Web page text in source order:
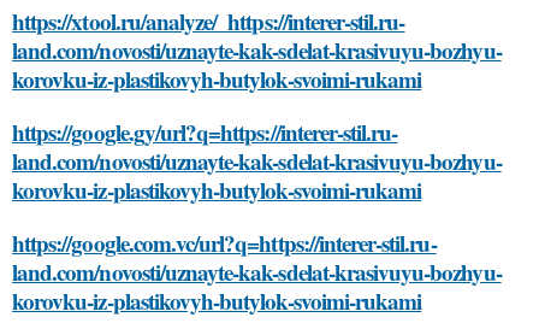
https://xtool.ru/analyze/_https://interer-stil.ru-
land.com/novosti/uznayte-kak-sdelat-krasivuyu-bozhyu-
korovku-iz-plastikovyh-butylok-svoimi-rukami
https://google.gy/url?q=https://interer-stil.ru-
land.com/novosti/uznayte-kak-sdelat-krasivuyu-bozhyu-
korovku-iz-plastikovyh-butylok-svoimi-rukami
https://google.com.vc/url?q=https://interer-stil.ru-
land.com/novosti/uznayte-kak-sdelat-krasivuyu-bozhyu-
korovku-iz-plastikovyh-butylok-svoimi-rukami